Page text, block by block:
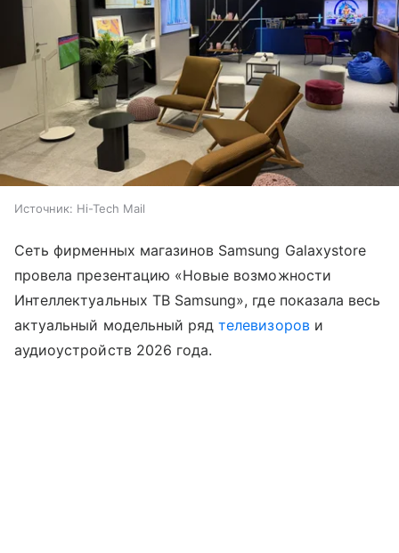
Источник: Hi-Tech Mail
Сеть фирменных магазинов Samsung Galaxystore
провела презентацию «Новые возможности
Интеллектуальных ТВ Samsung», где показала весь
актуальный модельный рядтелевизорови
аудиоустройств 2026 года.